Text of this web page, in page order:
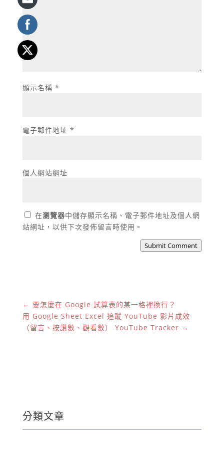
顯示名稱 *
電子郵件地址 *
個人網站網址
在瀏覽器中儲存顯示名稱、電子郵件地址及個人網
站網址，以供下次發佈留言時使用。
Submit Comment
← 要怎麼在 Google 試算表的某一格裡換行？
用 Google Sheet Excel 追蹤 YouTube 影片成效
（留言、按讚數、觀看數） YouTube Tracker →
分類文章